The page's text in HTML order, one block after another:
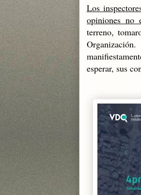
Los
opiniones no
terreno,
esperar, sus